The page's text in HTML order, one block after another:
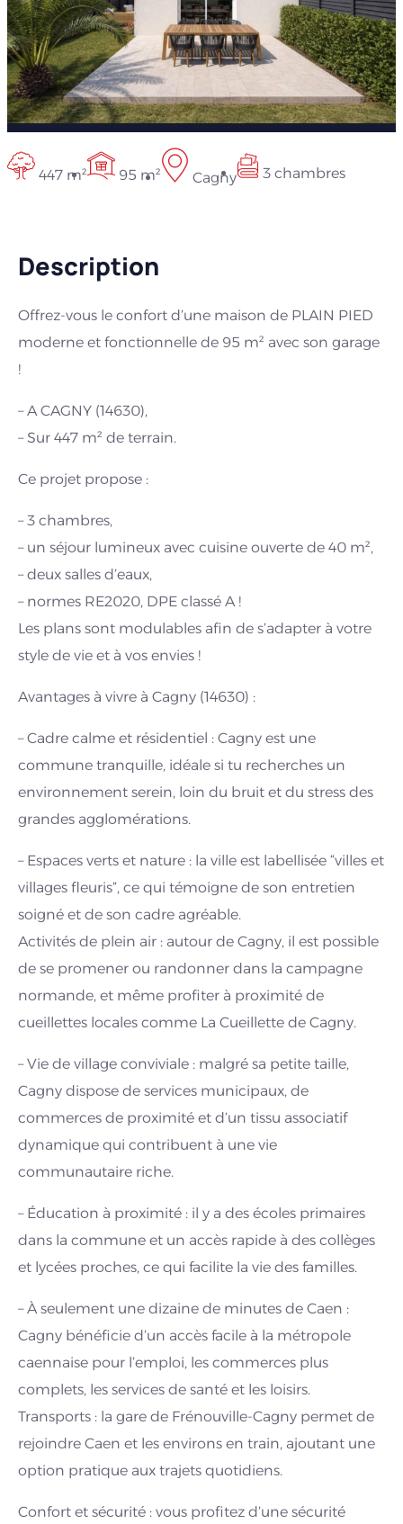
447 m² 95 m² Cagny 3 chambres
Description
Offrez-vous le confort d’une maison de PLAIN PIED
moderne et fonctionnelle de 95 m² avec son garage
!
– A CAGNY (14630),
– Sur 447 m² de terrain.
Ce projet propose :
– 3 chambres,
– un séjour lumineux avec cuisine ouverte de 40 m²,
– deux salles d’eaux,
– normes RE2020, DPE classé A !
Les plans sont modulables afin de s’adapter à votre
style de vie et à vos envies !
Avantages à vivre à Cagny (14630) :
– Cadre calme et résidentiel : Cagny est une
commune tranquille, idéale si tu recherches un
environnement serein, loin du bruit et du stress des
grandes agglomérations.
– Espaces verts et nature : la ville est labellisée “villes et
villages fleuris”, ce qui témoigne de son entretien
soigné et de son cadre agréable.
Activités de plein air : autour de Cagny, il est possible
de se promener ou randonner dans la campagne
normande, et même profiter à proximité de
cueillettes locales comme La Cueillette de Cagny.
– Vie de village conviviale : malgré sa petite taille,
Cagny dispose de services municipaux, de
commerces de proximité et d’un tissu associatif
dynamique qui contribuent à une vie
communautaire riche.
– Éducation à proximité : il y a des écoles primaires
dans la commune et un accès rapide à des collèges
et lycées proches, ce qui facilite la vie des familles.
– À seulement une dizaine de minutes de Caen :
Cagny bénéficie d’un accès facile à la métropole
caennaise pour l’emploi, les commerces plus
complets, les services de santé et les loisirs.
Transports : la gare de Frénouville-Cagny permet de
rejoindre Caen et les environs en train, ajoutant une
option pratique aux trajets quotidiens.
Confort et sécurité : vous profitez d’une sécurité